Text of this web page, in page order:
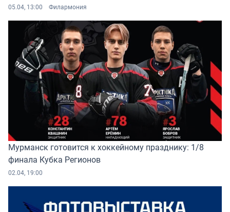
05.04, 13:00 Филармония
Мурманск готовится к хоккейному празднику: 1/8
финала Кубка Регионов
02.04, 19:00